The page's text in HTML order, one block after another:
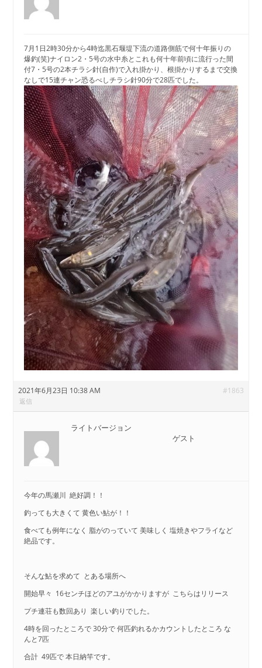
7月1日2時30分から4時迄黒石堰堤下流の道路側筋で何十年振りの
爆釣(笑)ナイロン2・5号の水中糸とこれも何十年前頃に流行った間
付7・5号の2本チラシ針(自作)で入れ掛かり、根掛かりするまで交換
なしで15連チャン恐るべしチラシ針90分で28匹でした。
2021年6月23日 10:38 AM #1863
返信
ライトバージョン
ゲスト
今年の馬瀬川 絶好調！！
釣っても大きくて 黄色い鮎が！！
食べても例年になく 脂がのっていて 美味しく 塩焼きやフライなど
絶品です。
そんな鮎を求めて とある場所へ
開始早々 16センチほどのアユがかかりますが こちらはリリース
プチ連荘も数回あり 楽しい釣りでした。
4時を回ったところで 30分で 何匹釣れるかカウントしたところ な
んと7匹
合計 49匹で 本日納竿です。